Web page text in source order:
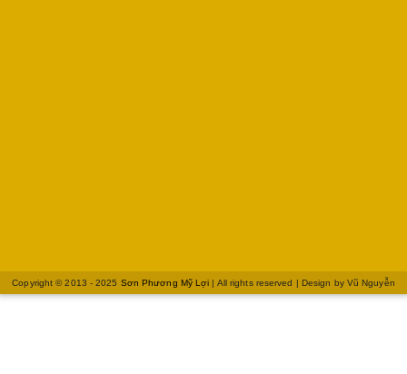
Copyright © 2013 - 2025 Sơn Phương Mỹ Lợi | All rights reserved | Design by Vũ Nguyễn